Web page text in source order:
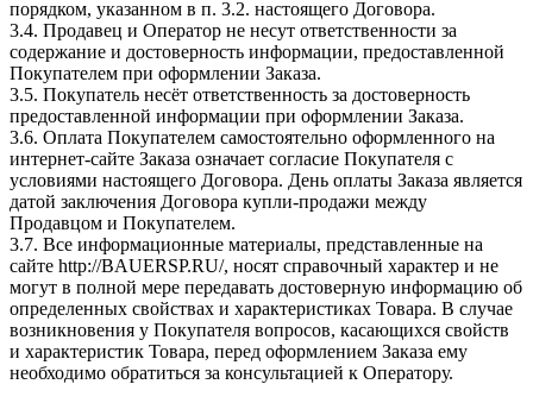
порядком, указанном в п. 3.2. настоящего Договора.
3.4. Продавец и Оператор не несут ответственности за
содержание и достоверность информации, предоставленной
Покупателем при оформлении Заказа.
3.5. Покупатель несёт ответственность за достоверность
предоставленной информации при оформлении Заказа.
3.6. Оплата Покупателем самостоятельно оформленного на
интернет-сайте Заказа означает согласие Покупателя с
условиями настоящего Договора. День оплаты Заказа является
датой заключения Договора купли-продажи между
Продавцом и Покупателем.
3.7. Все информационные материалы, представленные на
сайте http://BAUERSP.RU/, носят справочный характер и не
могут в полной мере передавать достоверную информацию об
определенных свойствах и характеристиках Товара. В случае
возникновения у Покупателя вопросов, касающихся свойств
и характеристик Товара, перед оформлением Заказа ему
необходимо обратиться за консультацией к Оператору.